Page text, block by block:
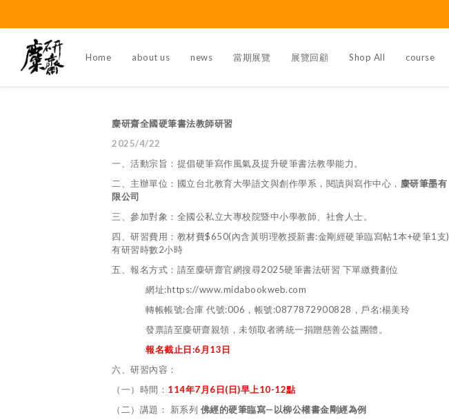
Home about us news 當期展覽 展覽回顧 Shop All course
麋研齋全國硬筆書法教師研習
2025/4/22
一、活動宗旨：提倡硬筆寫作風氣及提升硬筆書法教學能力。
二、主辦單位：國立台北教育大學語文與創作學系，閱讀與寫作中心， 麋研筆墨有
限公司
三、參加對象：全國公私立大專校院暨中小學教師、社會人士。
四、研習費用：教材費$650(內含黃明理教授新書:金剛經硬筆臨寫帖1本+硬筆1支)
有研習時數2小時
五、報名方式：請至麋研齋官網搜尋2025硬筆書法研習 下單繳費劃位
網址:https://www.midabookweb.com
轉帳帳號:合庫 代號:006，帳號:0877872900828，戶名:楊美玲
發票請至麋研齋親領，未領取者將統一捐贈慈善公益團體。
報名截止日:6月13日
六、研習內容：
（一）時間： 114年7月6日(日)早上10-12點
（二）講題： 新系列 佛經的硬筆臨寫— 以柳公權書金剛經為例